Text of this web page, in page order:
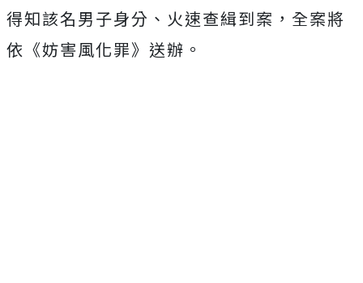
得知該名男子身分、火速查緝到案，全案將
依《妨害風化罪》送辦。